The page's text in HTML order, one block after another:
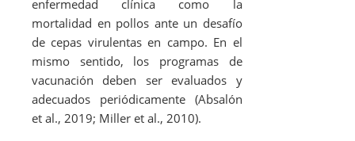
enfermedad clínica como la
mortalidad en pollos ante un desafío
de cepas virulentas en campo. En el
mismo sentido, los programas de
vacunación deben ser evaluados y
adecuados periódicamente (Absalón
et al., 2019; Miller et al., 2010).